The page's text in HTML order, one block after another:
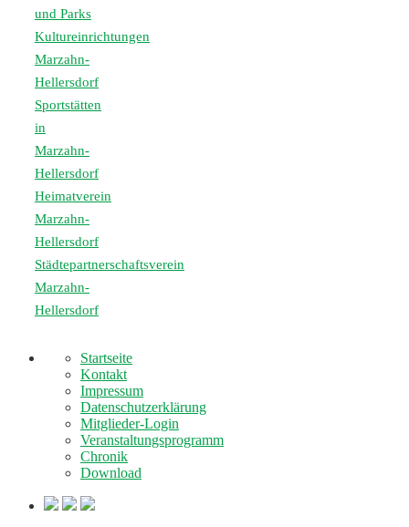
und Parks
Kultureinrichtungen
Marzahn-
Hellersdorf
Sportstätten
in
Marzahn-
Hellersdorf
Heimatverein
Marzahn-
Hellersdorf
Städtepartnerschaftsverein
Marzahn-
Hellersdorf
Startseite
Kontakt
Impressum
Datenschutzerklärung
Mitglieder-Login
Veranstaltungsprogramm
Chronik
Download